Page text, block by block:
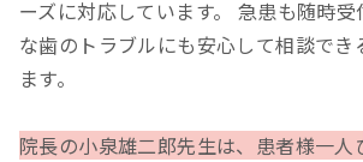
ーズに対応しています。 急患も随時
な歯のトラブルにも安心して相談でき
ます。
院長の小泉雄二郎先生は、患者様一人